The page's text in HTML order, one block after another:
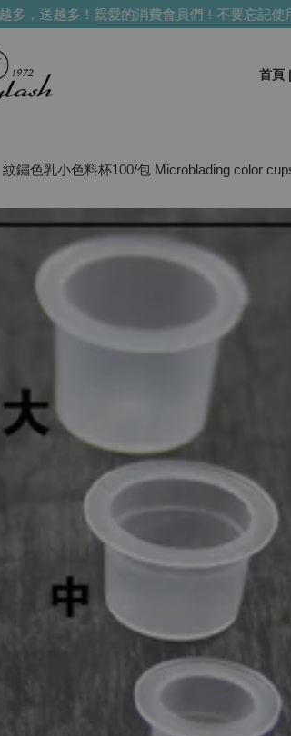
，送越多！親愛的消費會員們！不要忘記使用
首頁
紋鏽色乳小色料杯100/包 Microblading color